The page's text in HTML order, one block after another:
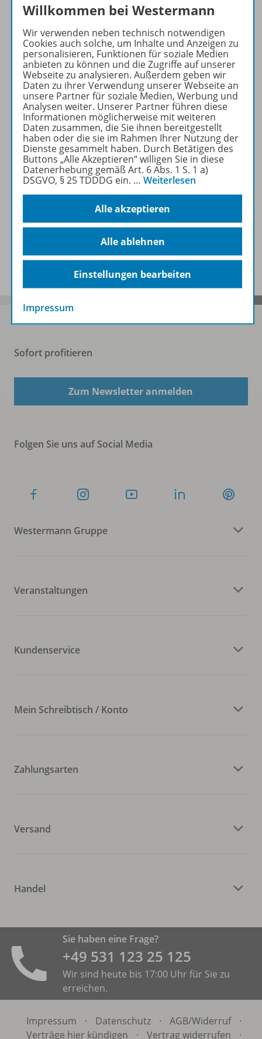
Produktinformationen
Beschreibung
Inhalte
Zugehörige Produkte
HeftPlusWeb
Benachrichtigungs-Service
Sofort profitieren
Zum Newsletter anmelden
Folgen Sie uns auf Social Media
Westermann Gruppe
Veranstaltungen
Kundenservice
Mein Schreibtisch / Konto
Zahlungsarten
Versand
Handel
Sie haben eine Frage?
+49 531 ­123 25 125
Wir sind heute bis 17:00 Uhr für Sie zu
erreichen.
Impressum · Datenschutz · AGB/Widerruf
·
Verträge hier kündigen
· Vertrag widerrufen ·
Willkommen bei Westermann
Wir verwenden neben technisch notwendigen
Cookies auch solche, um Inhalte und Anzeigen zu
personalisieren, Funktionen für soziale Medien
anbieten zu können und die Zugriffe auf unserer
Webseite zu analysieren. Außerdem geben wir
Daten zu ihrer Verwendung unserer Webseite an
unsere Partner für soziale Medien, Werbung und
Analysen weiter. Unserer Partner führen diese
Informationen möglicherweise mit weiteren
Daten zusammen, die Sie ihnen bereitgestellt
haben oder die sie im Rahmen Ihrer Nutzung der
Dienste gesammelt haben. Durch Betätigen des
Buttons „Alle Akzeptieren“ willigen Sie in diese
Datenerhebung gemäß Art. 6 Abs. 1 S. 1 a)
DSGVO, § 25 TDDDG ein. … Weiterlesen
Alle akzeptieren
Alle ablehnen
Einstellungen bearbeiten
Impressum